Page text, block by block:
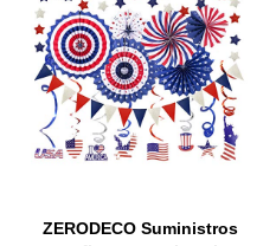
ZERODECO Suministros